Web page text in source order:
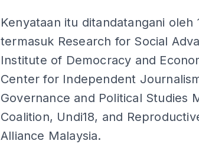
Kenyataan itu ditandatangani oleh
termasuk Research for Social
Institute of Democracy and
Center for Independent
Governance and Political Studies
Coalition, Undi18, and
Alliance Malaysia.